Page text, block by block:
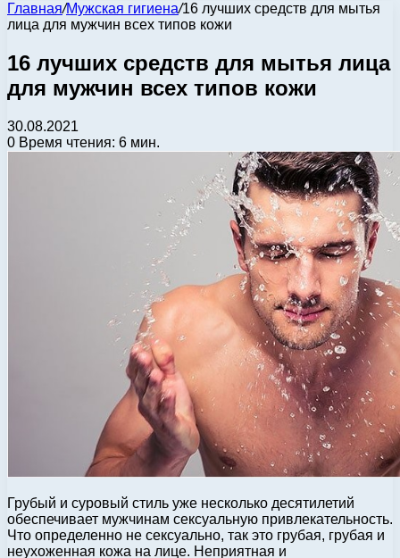
Главная/Мужская гигиена/16 лучших средств для мытья
лица для мужчин всех типов кожи
16 лучших средств для мытья лица
для мужчин всех типов кожи
30.08.2021
0 Время чтения: 6 мин.
Грубый и суровый стиль уже несколько десятилетий
обеспечивает мужчинам сексуальную привлекательность.
Что определенно не сексуально, так это грубая, грубая и
неухоженная кожа на лице. Неприятная и